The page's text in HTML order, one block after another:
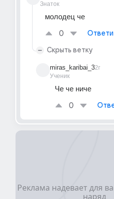
Знаток
молодец че
0
Скрыть ветку
miras_karibai_3
Ученик
2г
Че че ниче
0